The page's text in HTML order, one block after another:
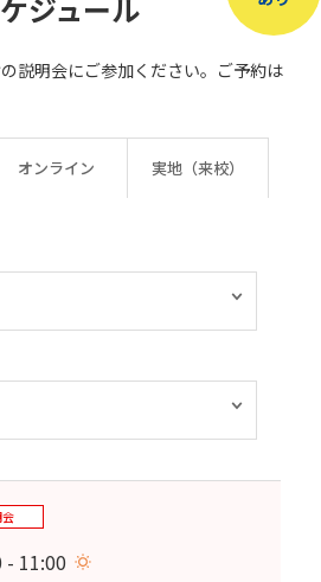
ジュール
説明会にご参加ください。ご予約は
オンライン 実地（来校）
- 11:00